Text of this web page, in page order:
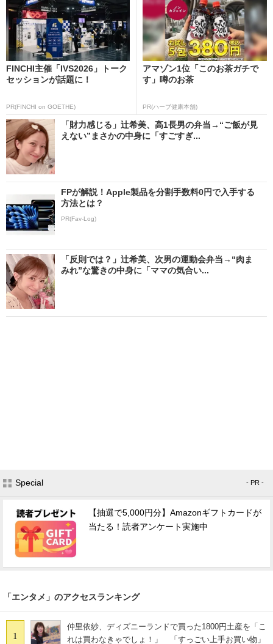
FINCHI主催「IVS2026」トーク
セッションが話題に！
PR(FINCHI on GOETHE)
アマゾン1位「このお茶ガチで
す」噂のお茶
PR(ハーブ健康本舗)
「財力感じる」辻希美、高1長男の弁当→“ご飯が見
えない”まさかの中身に「すごすぎ...
FPが解説！Apple製品を分割手数料0円で入手する
方法とは？
PR(Fav-Log)
「反則では？」辻希美、次男の運動会弁当→“肉ま
みれ”な驚きの中身に「ママの気合い...
Special - PR -
【抽選で5,000円分】Amazonギフトカードが
当たる！読者アンケート実施中
「エンタメ」のアクセスランキング
1
仲里依紗、ディズニーランドで買った1800円土産を「こ
れは買わなきゃでしょ！」 「すっごい上手お買い物」